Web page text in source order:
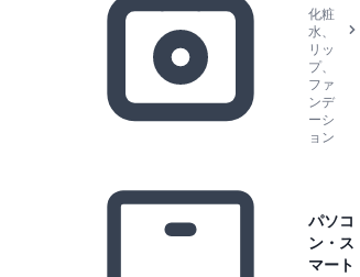
化粧
水、
リッ
プ、
ファ
ンデ
ーシ
ョン
パソコ
ン・ス
マート